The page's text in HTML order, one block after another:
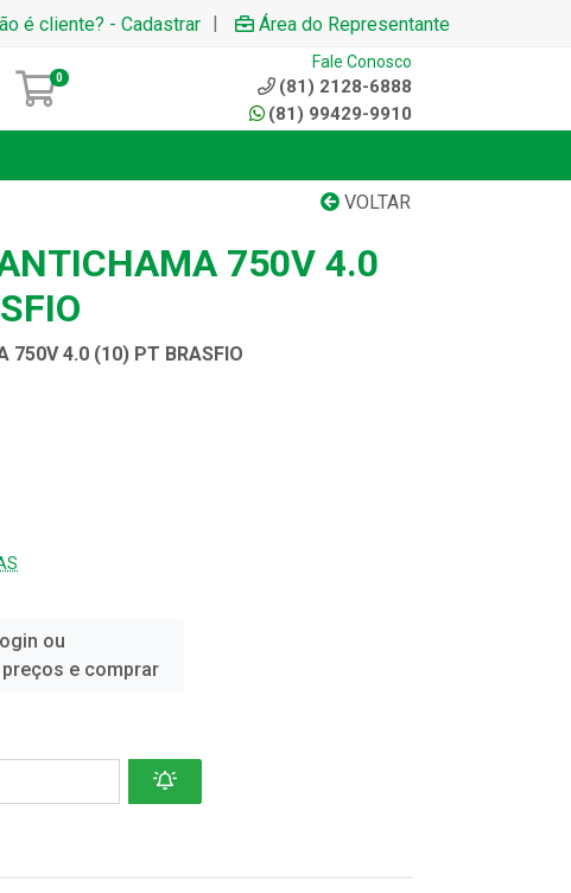
é cliente? - Cadastrar | Área do Representante
0
Fale Conosco
(81) 2128-6888
(81) 99429-9910
VOLTAR
750V 4.0
750V 4.0 (10) PT BRASFIO
ou
e comprar